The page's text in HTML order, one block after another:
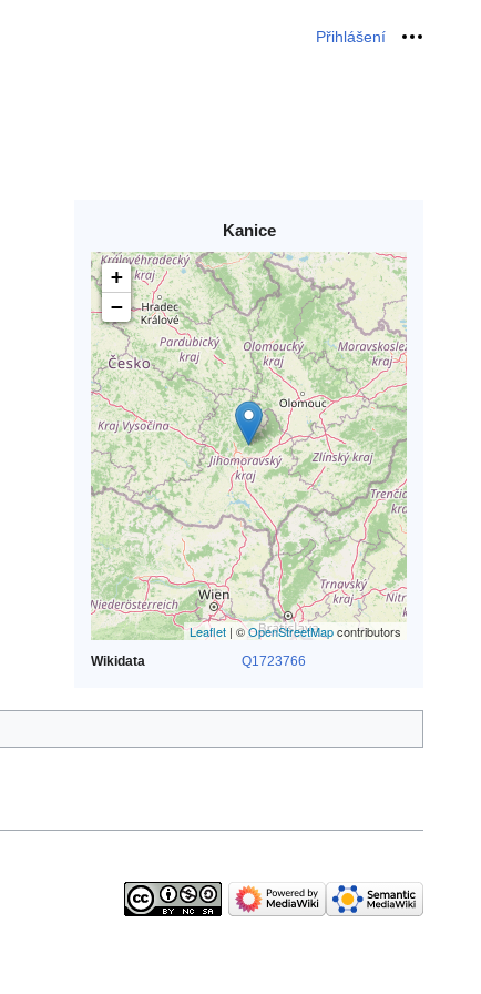
Přihlášení Osobní
Kanice
+
−
Leaflet | ©OpenStreetMapcontributors
Wikidata Q1723766